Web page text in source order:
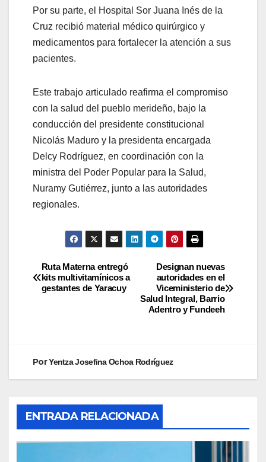
Por su parte, el Hospital Sor Juana Inés de la
Cruz recibió material médico quirúrgico y
medicamentos para fortalecer la atención a sus
pacientes.
Este trabajo articulado reafirma el compromiso
con la salud del pueblo merideño, bajo la
conducción del presidente constitucional
Nicolás Maduro y la presidenta encargada
Delcy Rodríguez, en coordinación con la
ministra del Poder Popular para la Salud,
Nuramy Gutiérrez, junto a las autoridades
regionales.
​Designan nuevas
autoridades en el
Viceministerio de
Salud Integral, Barrio
Adentro y Fundeeh
Ruta Materna entregó
kits multivitamínicos a
gestantes de Yaracuy
PorYentza Josefina Ochoa Rodríguez
ENTRADA RELACIONADA